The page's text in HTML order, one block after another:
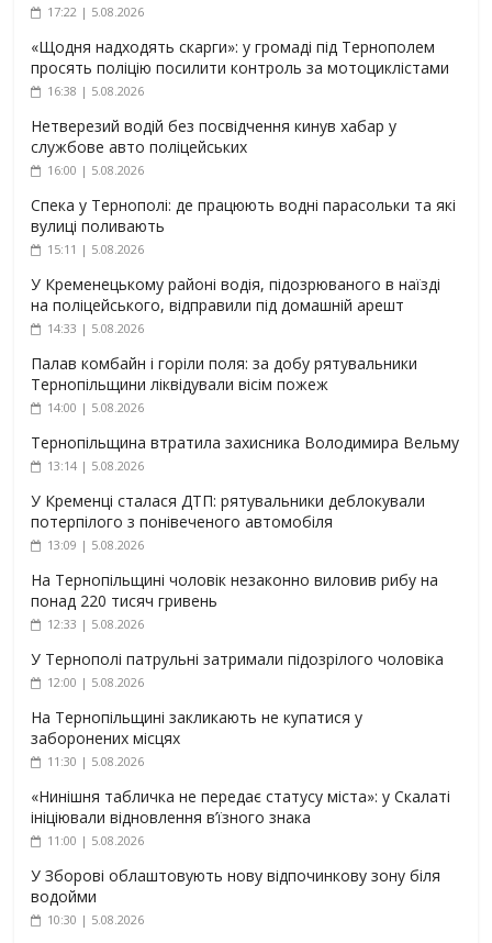
17:22 | 5.08.2026
«Щодня надходять скарги»: у громаді під Тернополем
просять поліцію посилити контроль за мотоциклістами
16:38 | 5.08.2026
Нетверезий водій без посвідчення кинув хабар у
службове авто поліцейських
16:00 | 5.08.2026
Спека у Тернополі: де працюють водні парасольки та які
вулиці поливають
15:11 | 5.08.2026
У Кременецькому районі водія, підозрюваного в наїзді
на поліцейського, відправили під домашній арешт
14:33 | 5.08.2026
Палав комбайн і горіли поля: за добу рятувальники
Тернопільщини ліквідували вісім пожеж
14:00 | 5.08.2026
Тернопільщина втратила захисника Володимира Вельму
13:14 | 5.08.2026
У Кременці сталася ДТП: рятувальники деблокували
потерпілого з понівеченого автомобіля
13:09 | 5.08.2026
На Тернопільщині чоловік незаконно виловив рибу на
понад 220 тисяч гривень
12:33 | 5.08.2026
У Тернополі патрульні затримали підозрілого чоловіка
12:00 | 5.08.2026
На Тернопільщині закликають не купатися у
заборонених місцях
11:30 | 5.08.2026
«Нинішня табличка не передає статусу міста»: у Скалаті
ініціювали відновлення в’їзного знака
11:00 | 5.08.2026
У Зборові облаштовують нову відпочинкову зону біля
водойми
10:30 | 5.08.2026